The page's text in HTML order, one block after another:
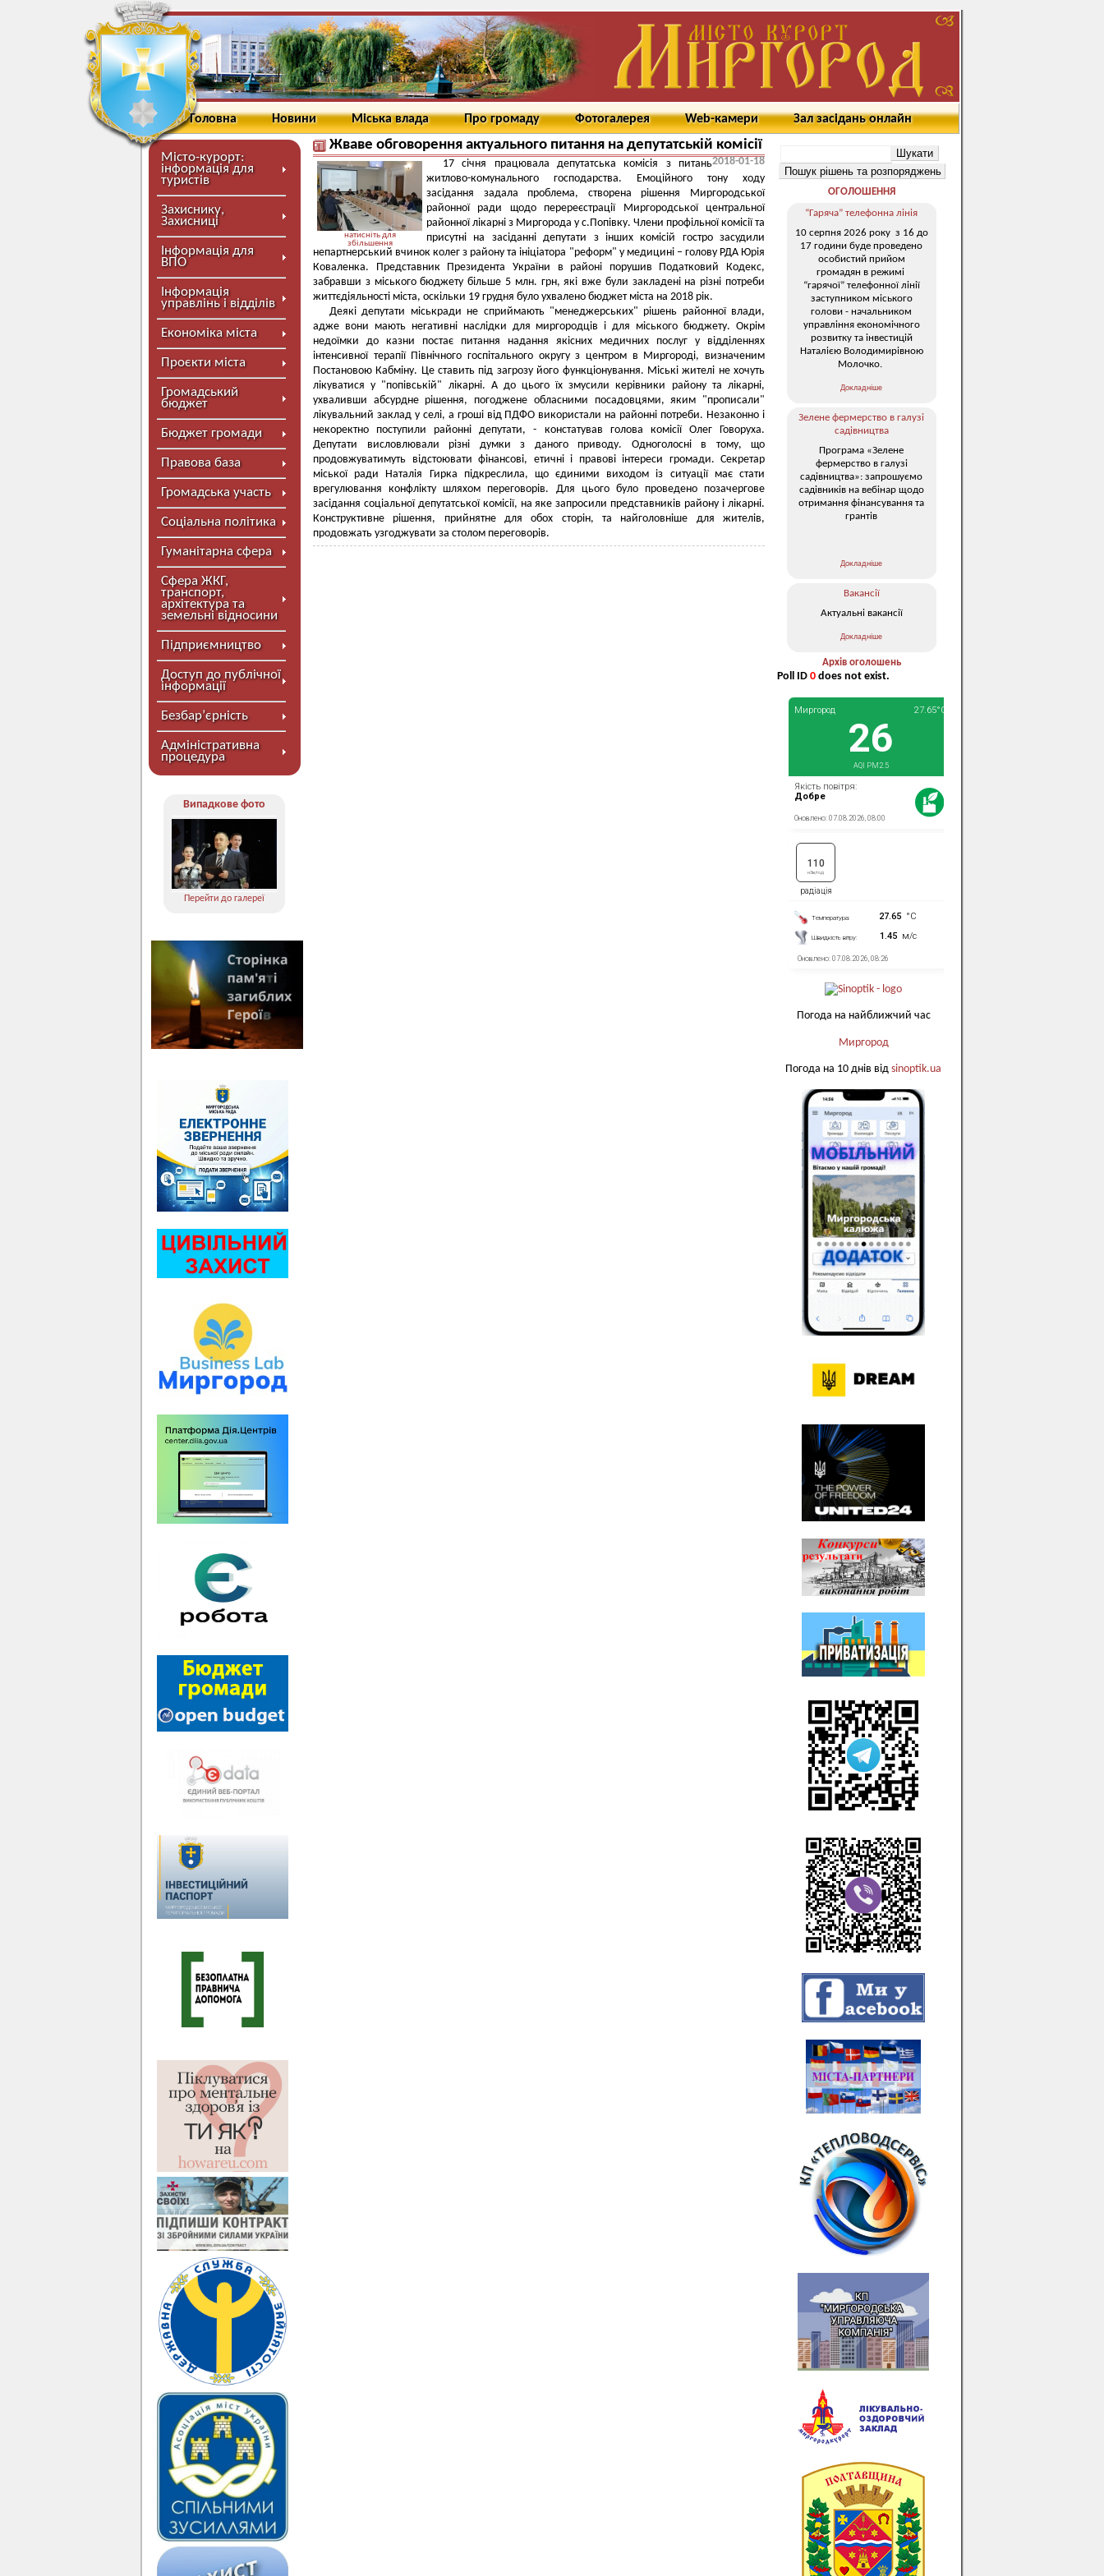
Головна Новини Міська влада Про громаду Фотогалерея Web-камери Зал засідань онлайн
Місто-курорт:
інформація для
туристів
Захиснику,
Захисниці
Інформація для
ВПО
Інформація
управлінь і відділів
Економіка міста
Проєкти міста
Громадський
бюджет
Бюджет громади
Правова база
Громадська участь
Соціальна політика
Гуманітарна сфера
Сфера ЖКГ,
транспорт,
архітектура та
земельні відносини
Підприємництво
Доступ до публічної
інформації
Безбар’єрність
Адміністративна
процедура
Випадкове фото
Перейти до галереї
Жваве обговорення актуального питання на депутатській комісії
2018-01-18
натисніть для
збільшення
17 січня працювала депутатська комісія з питань
житлово-комунального господарства. Емоційного тону ходу
засідання задала проблема, створена рішення Миргородської
районної ради щодо перереєстрації Миргородської центральної
районної лікарні з Миргорода у с.Попівку. Члени профільної комісії та
присутні на засіданні депутати з інших комісій гостро засудили
непартнерський вчинок колег з району та ініціатора "реформ" у медицині – голову РДА Юрія
Коваленка. Представник Президента України в районі порушив Податковий Кодекс,
забравши з міського бюджету більше 5 млн. грн, які вже були закладені на різні потреби
життєдіяльності міста, оскільки 19 грудня було ухвалено бюджет міста на 2018 рік.
Деякі депутати міськради не сприймають "менеджерських" рішень районної влади,
адже вони мають негативні наслідки для миргородців і для міського бюджету. Окрім
недоїмки до казни постає питання надання якісних медичних послуг у відділеннях
інтенсивної терапії Північного госпітального округу з центром в Миргороді, визначеним
Постановою Кабміну. Це ставить під загрозу його функціонування. Міські жителі не хочуть
лікуватися у "попівській" лікарні. А до цього їх змусили керівники району та лікарні,
ухваливши абсурдне рішення, погоджене обласними посадовцями, яким "прописали"
лікувальний заклад у селі, а гроші від ПДФО використали на районні потреби. Незаконно і
некоректно поступили районні депутати, - констатував голова комісії Олег Говоруха.
Депутати висловлювали різні думки з даного приводу. Одноголосні в тому, що
продовжуватимуть відстоювати фінансові, етичні і правові інтереси громади. Секретар
міської ради Наталія Гирка підкреслила, що єдиними виходом із ситуації має стати
врегулювання конфлікту шляхом переговорів. Для цього було проведено позачергове
засідання соціальної депутатської комісії, на яке запросили представників району і лікарні.
Конструктивне рішення, прийнятне для обох сторін, та найголовніше для жителів,
продовжать узгоджувати за столом переговорів.
ОГОЛОШЕННЯ
“Гаряча” телефонна лінія
10 серпня 2026 року з 16 до
17 години буде проведено
особистий прийом
громадян в режимі
“гарячої” телефонної лінії
заступником міського
голови - начальником
управління економічного
розвитку та інвестицій
Наталією Володимирівною
Молочко.
Докладніше
Зелене фермерство в галузі
садівництва
Програма «Зелене
фермерство в галузі
садівництва»: запрошуємо
садівників на вебінар щодо
отримання фінансування та
грантів
Докладніше
Вакансії
Актуальні вакансії
Докладніше
Архів оголошень
Poll ID 0 does not exist.
Погода на найближчий час
Миргород
Погода на 10 днів від sinoptik.ua